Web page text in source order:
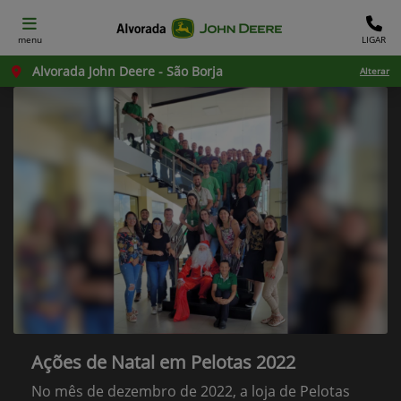
menu LIGAR
Alvorada John Deere - São Borja Alterar
Ações de Natal em Pelotas 2022
No mês de dezembro de 2022, a loja de Pelotas